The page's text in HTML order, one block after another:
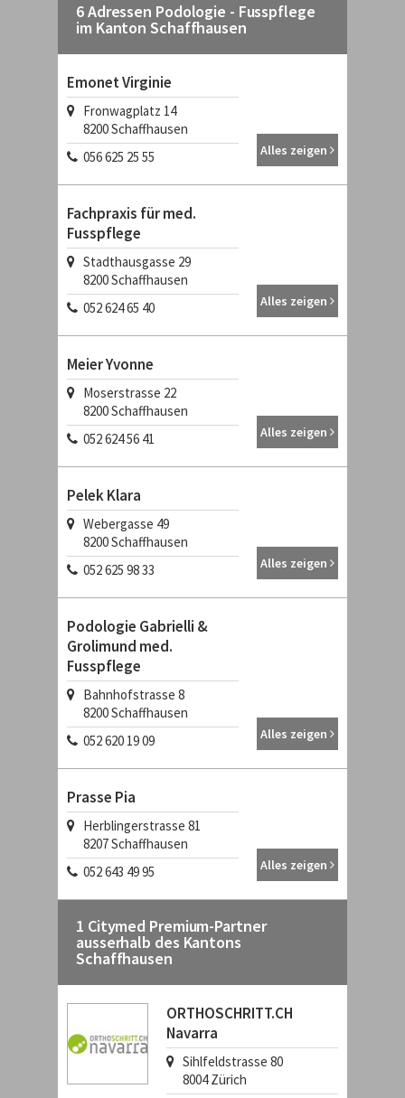
6 Adressen Podologie - Fusspflege
im Kanton Schaffhausen
Emonet Virginie
Fronwagplatz 14
8200Schaffhausen
056 625 25 55
Alles zeigen
Fachpraxis für med.
Fusspflege
Stadthausgasse 29
8200Schaffhausen
052 624 65 40
Alles zeigen
Meier Yvonne
Moserstrasse 22
8200Schaffhausen
052 624 56 41
Alles zeigen
Pelek Klara
Webergasse 49
8200Schaffhausen
052 625 98 33
Alles zeigen
Podologie Gabrielli &
Grolimund med.
Fusspflege
Bahnhofstrasse 8
8200Schaffhausen
052 620 19 09
Alles zeigen
Prasse Pia
Herblingerstrasse 81
8207Schaffhausen
052 643 49 95
Alles zeigen
1 Citymed Premium-Partner
ausserhalb des Kantons
Schaffhausen
ORTHOSCHRITT.CH
Navarra
Sihlfeldstrasse 80
8004 Zürich